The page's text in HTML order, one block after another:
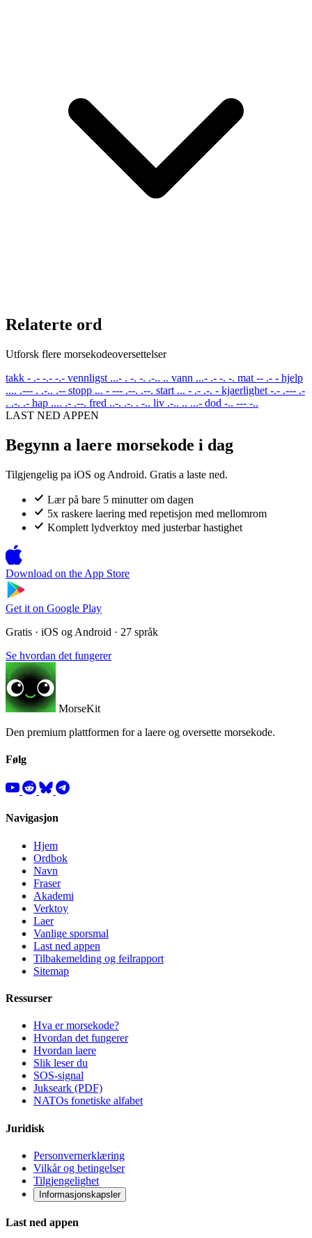
Relaterte ord
Utforsk flere morsekodeoversettelser
takk - .- -.- -.- vennligst ...- . -. -. .-.. .. vann ...- .- -. -. mat -- .- - hjelp
.... .--- . .-.. .-- stopp ... - --- .--. .--. start ... - .- .-. - kjaerlighet -.- .--- .-
. .-. .- hap .... .- .--. fred ..-. .-. . -.. liv .-.. .. ...- dod -.. --- -..
LAST NED APPEN
Begynn a laere morsekode i dag
Tilgjengelig pa iOS og Android. Gratis a laste ned.
Lær på bare 5 minutter om dagen
5x raskere laering med repetisjon med mellomrom
Komplett lydverktoy med justerbar hastighet
Download on the App Store
Get it on Google Play
Gratis · iOS og Android · 27 språk
Se hvordan det fungerer
MorseKit
Den premium plattformen for a laere og oversette morsekode.
Følg
Navigasjon
Hjem
Ordbok
Navn
Fraser
Akademi
Verktoy
Laer
Vanlige sporsmal
Last ned appen
Tilbakemelding og feilrapport
Sitemap
Ressurser
Hva er morsekode?
Hvordan det fungerer
Hvordan laere
Slik leser du
SOS-signal
Jukseark (PDF)
NATOs fonetiske alfabet
Juridisk
Personvernerklæring
Vilkår og betingelser
Tilgjengelighet
Informasjonskapsler
Last ned appen